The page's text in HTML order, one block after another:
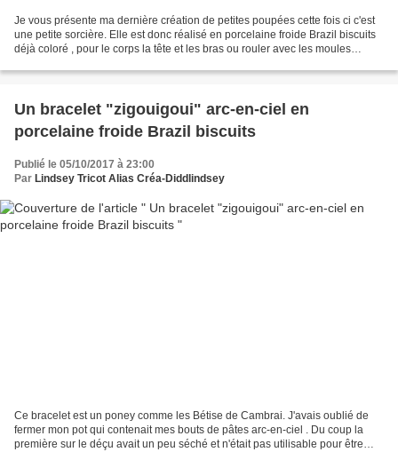
Je vous présente ma dernière création de petites poupées cette fois ci c'est
une petite sorcière. Elle est donc réalisé en porcelaine froide Brazil biscuits
déjà coloré , pour le corps la tête et les bras ou rouler avec les moules
Un bracelet "zigouigoui" arc-en-ciel en
porcelaine froide Brazil biscuits
Publié le 05/10/2017 à 23:00
Par Lindsey Tricot Alias Créa-Diddlindsey
Ce bracelet est un poney comme les Bétise de Cambrai. J'avais oublié de
fermer mon pot qui contenait mes bouts de pâtes arc-en-ciel . Du coup la
première sur le déçu avait un peu séché et n'était pas utilisable pour être